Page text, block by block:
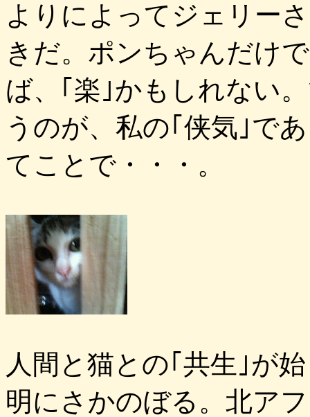
よりによってジェリー
きだ。ポンちゃんだけ
ば、｢楽｣かもしれない
うのが、私の｢侠気｣で
てことで・・・。
人間と猫との｢共生｣が
明にさかのぼる。北ア